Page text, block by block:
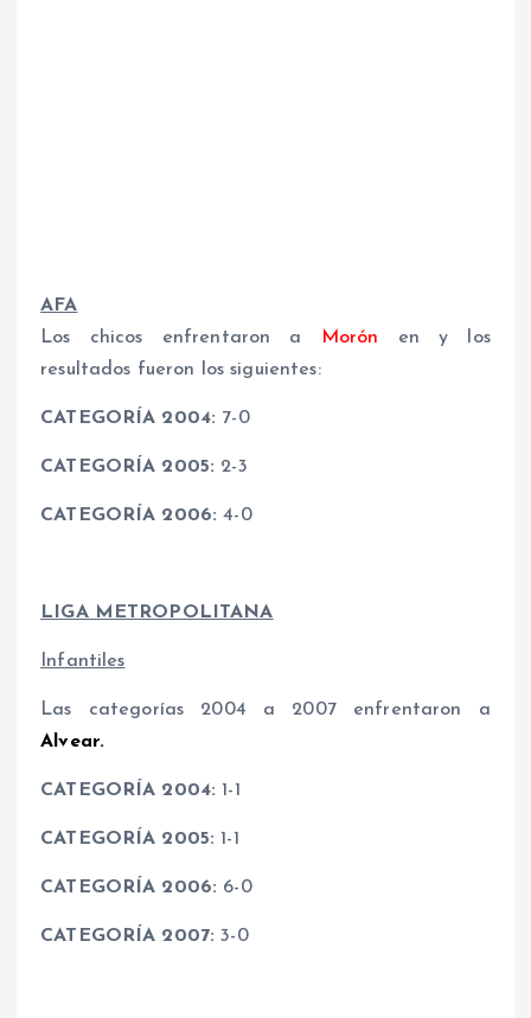
AFA
Los chicos enfrentaron a
Morón en y los
resultados fueron los siguientes:
CATEGORÍA 2004: 7-0
CATEGORÍA 2005: 2-3
CATEGORÍA 2006: 4-0
LIGA METROPOLITANA
Infantiles
Las categorías 2004 a 2007 enfrentaron a
Alvear.
CATEGORÍA 2004: 1-1
CATEGORÍA 2005: 1-1
CATEGORÍA 2006: 6-0
CATEGORÍA 2007: 3-0